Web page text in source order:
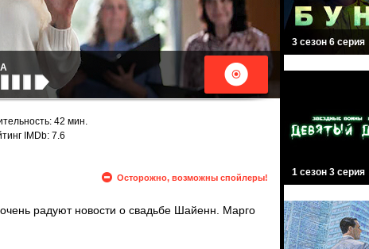
42 мин.
IMDb: 7.6
Осторожно, возможны спойлеры!
радуют новости о свадьбе Шайенн. Марго
матери. Узнав о том, что на OnlyFans
3 сезон 6 серия
1 сезон 3 серия